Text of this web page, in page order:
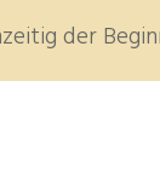
der